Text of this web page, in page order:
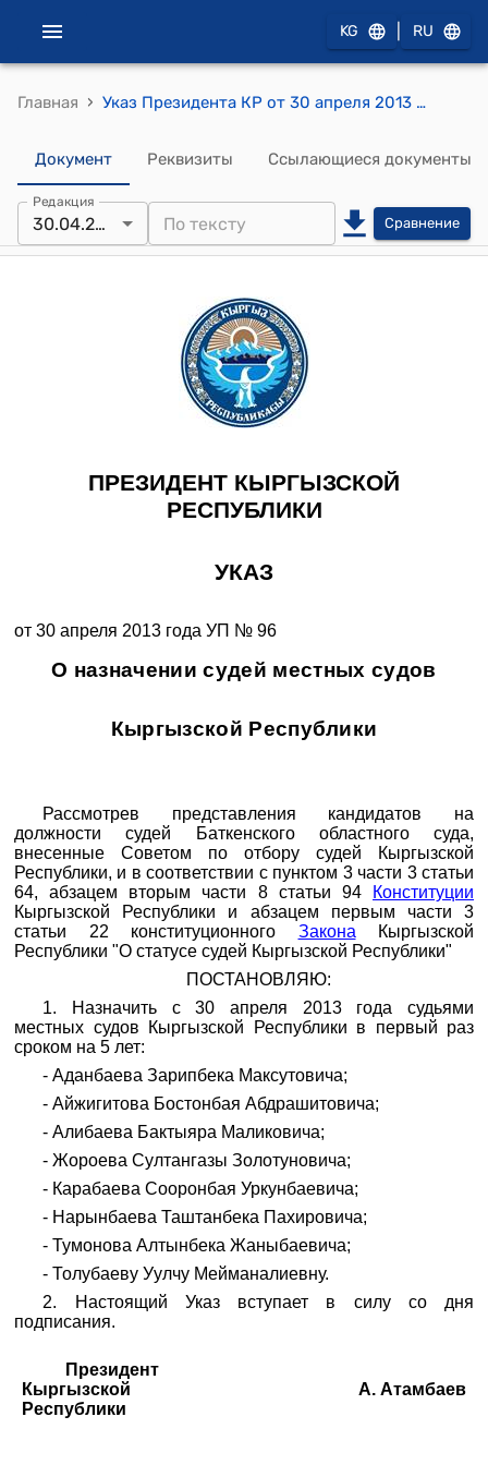
KG RU
Главная › Указ Президента КР от 30 апреля 2013 года УП № 96 "О назначении судей местных судов Кыргызской Республики"
Документ Реквизиты Ссылающиеся документы
Редакция
30.04.2013 Сравнение